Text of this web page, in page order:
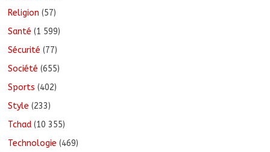
Religion (57)
Santé (1 599)
Sécurité (77)
Société (655)
Sports (402)
Style (233)
Tchad (10 355)
Technologie (469)